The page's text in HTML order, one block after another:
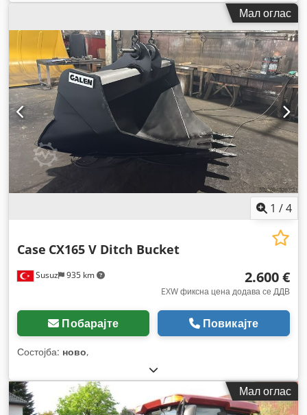
Мал оглас
1 /4
Susuz 935 km
Case CX165 V Ditch Bucket
2.600 €
EXW фиксна цена додава се ДДВ
Побарајте Повикајте
Состојба: ново,
Мал оглас